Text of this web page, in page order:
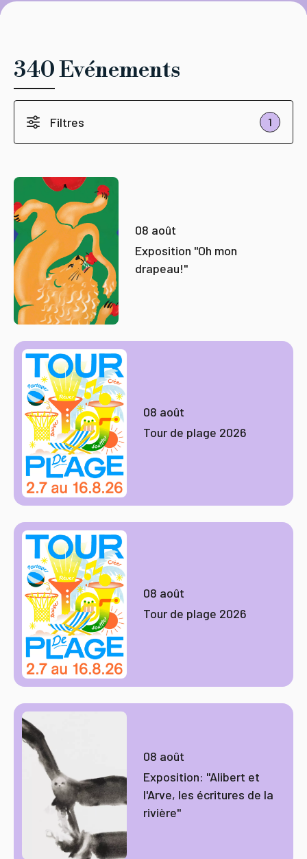
340 Evénements
Filtres 1
08 août
Exposition "Oh mon
drapeau!"
08 août
Tour de plage 2026
08 août
Tour de plage 2026
08 août
Exposition: "Alibert et
l'Arve, les écritures de la
rivière"